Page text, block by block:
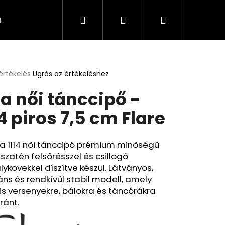
és fizetés Kapcsolat A személyes adatok
KeresésBejelentkezés
Kosár
Ugrás az értékeléshez
női tánccipő -
piros 7,5 cm Flare
1114 női tánccipő prémium minőségű
felsőrésszel és csillogó
díszítve készül. Látványos,
és rendkívül stabil modell, amely
versenyekre, bálokra és táncórákra